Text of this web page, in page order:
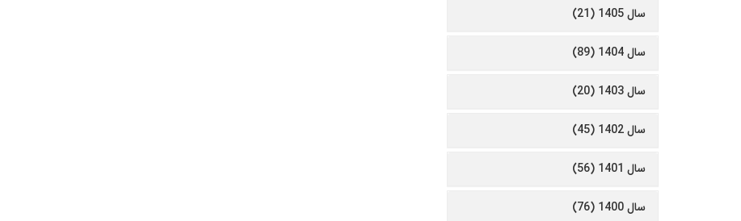
سال 1405 (21)
سال 1404 (89)
سال 1403 (20)
سال 1402 (45)
سال 1401 (56)
سال 1400 (76)